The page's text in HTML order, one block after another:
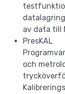
av data till
PresKAL
och